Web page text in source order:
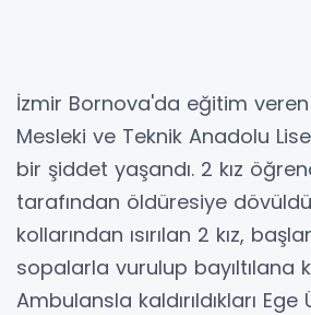
İzmir Bornova'da eğitim veren
Mesleki ve Teknik Anadolu
bir şiddet yaşandı. 2 kız
tarafından öldüresiye
kollarından ısırılan 2 kız,
sopalarla vurulup bayıltılana
Ambulansla kaldırıldıkları